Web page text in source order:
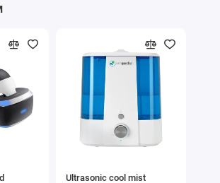
Ultrasonic cool mist